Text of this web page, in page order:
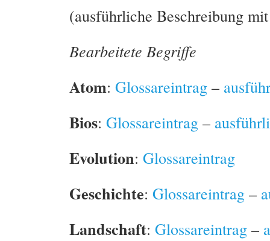
(ausführliche Beschreibung
Bearbeitete Begriffe
Atom: Glossareintrag –
Bios: Glossareintrag –
Evolution: Glossareintrag
Geschichte: Glossareintrag –
Landschaft: Glossareintrag –